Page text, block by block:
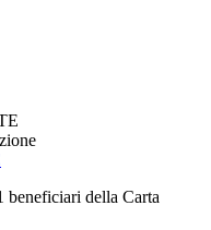
beneficiari della Carta